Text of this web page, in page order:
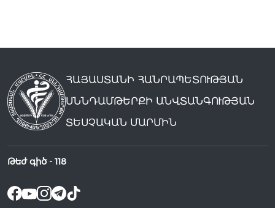
ՀԱՅԱՍՏԱՆԻ ՀԱՆՐԱՊԵՏՈՒԹՅԱՆ
ՍՆՆԴԱՄԹԵՐՔԻ ԱՆՎՏԱՆԳՈՒԹՅԱՆ
ՏԵՍՉԱԿԱՆ ՄԱՐՄԻՆ
Թեժ գիծ - 118